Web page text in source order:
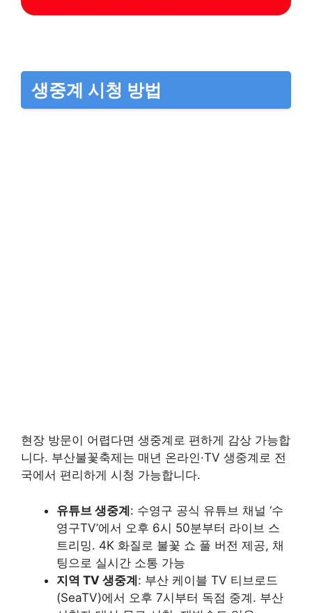
생중계 시청 방법
현장 방문이 어렵다면 생중계로 편하게 감상 가능합
니다. 부산불꽃축제는 매년 온라인·TV 생중계로 전
국에서 편리하게 시청 가능합니다.
유튜브 생중계: 수영구 공식 유튜브 채널 ‘수
영구TV’에서 오후 6시 50분부터 라이브 스
트리밍. 4K 화질로 불꽃 쇼 풀 버전 제공, 채
팅으로 실시간 소통 가능
지역 TV 생중계: 부산 케이블 TV 티브로드
(SeaTV)에서 오후 7시부터 독점 중계. 부산